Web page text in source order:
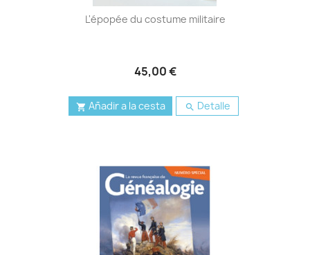
L'épopée du costume militaire
45,00 €
 Añadir a la cesta  Detalle